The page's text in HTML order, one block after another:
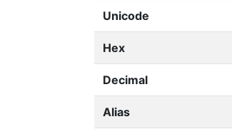
Unicode
Hex
Decimal
Alias